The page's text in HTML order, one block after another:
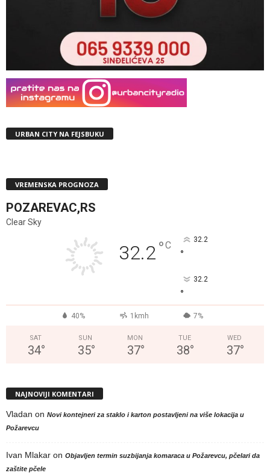
URBAN CITY NA FEJSBUKU
VREMENSKA PROGNOZA
POZAREVAC,RS
Clear Sky
32.2°C 32.2
°
32.2
°
40% 1kmh 7%
SAT
34°
SUN
35°
MON
37°
TUE
38°
WED
37°
NAJNOVIJI KOMENTARI
Vladan on Novi kontejneri za staklo i karton postavljeni na više lokacija u
Požarevcu
Ivan Mlakar on Objavljen termin suzbijanja komaraca u Požarevcu, pčelari da
zaštite pčele